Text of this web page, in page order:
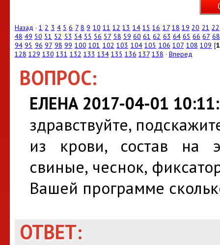
Назад ·1 2 3 4 5 6 7 8 9 10 11 12 13 14 15 16 17 18 19 20 21 22
48 49 50 51 52 53 54 55 56 57 58 59 60 61 62 63 64 65 66 67 68
94 95 96 97 98 99 100 101 102 103 104 105 106 107 108 109 [
128 129 130 131 132 133 134 135 136 137 138 · Вперед
ВОПРОС:
ЕЛЕНА 2017-04-01
здравствуйте,
из крови, состав на
свиные, чеснок,
Вашей программе
ОТВЕТ: